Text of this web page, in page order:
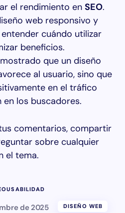
el rendimiento en SEO.
web responsivo y
cuándo utilizar
beneficios.
que un diseño
al usuario, sino que
en el tráfico
los buscadores.
comentarios, compartir
sobre cualquier
el tema.
USABILIDAD
de 2025 DISEÑO WEB